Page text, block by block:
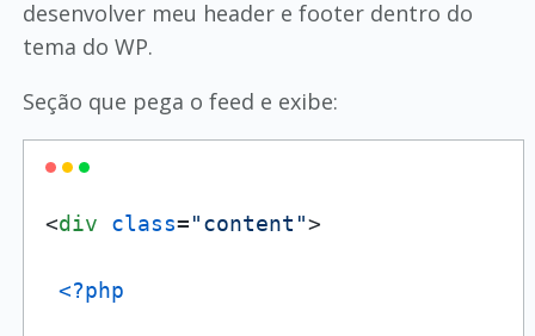
desenvolver meu header e footer dentro do
tema do WP.
Seção que pega o feed e exibe:
<div class="content">
<?php